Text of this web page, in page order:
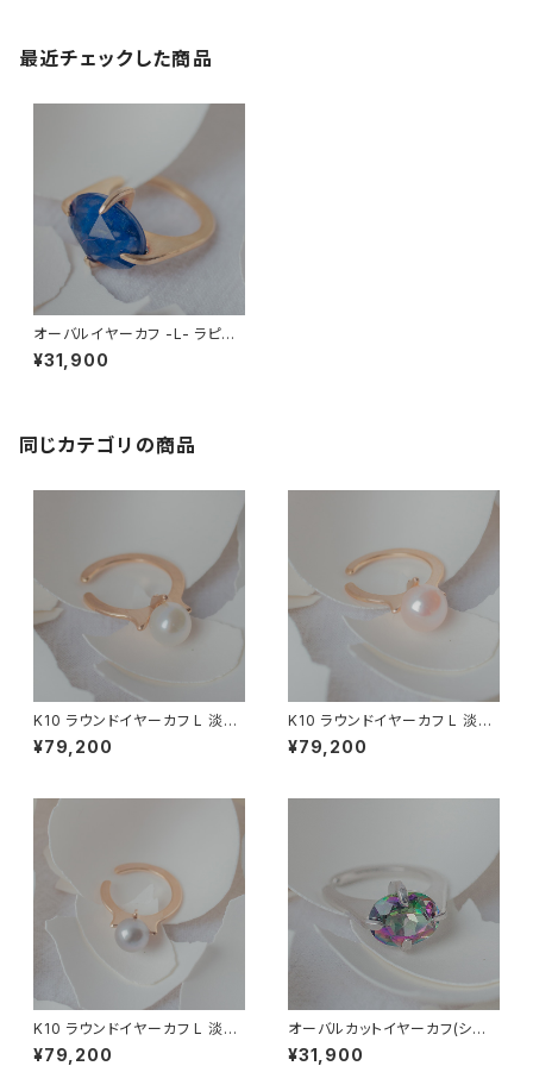
最近チェックした商品
オーバルイヤーカフ -L- ラピス
ラズリ、水晶(ダブレット)
¥31,900
同じカテゴリの商品
K10 ラウンドイヤーカフ L 淡水
パール (白)
¥79,200
K10 ラウンドイヤーカフ L 淡水
パール (オレンジ)
¥79,200
K10 ラウンドイヤーカフ L 淡水
パール (グレー染色)
¥79,200
オーバルカットイヤーカフ(シル
バー) -L- ミスティッククォーツ
¥31,900